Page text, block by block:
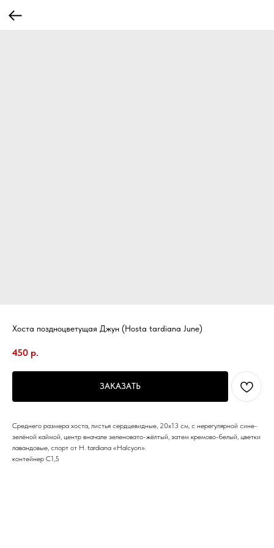
Хоста поздноцветущая Джун (Hosta tardiana June)
450 р.
ЗАКАЗАТЬ
Среднего размера хоста, листья сердцевидные, 20х13 см, с нерегулярной сине-
зелёной каймой, центр вначале зеленовато-жёлтый, затем кремово-белый, цветки
лавандовые, спорт от H. tardiana «Halcyon».
контейнер С1,5